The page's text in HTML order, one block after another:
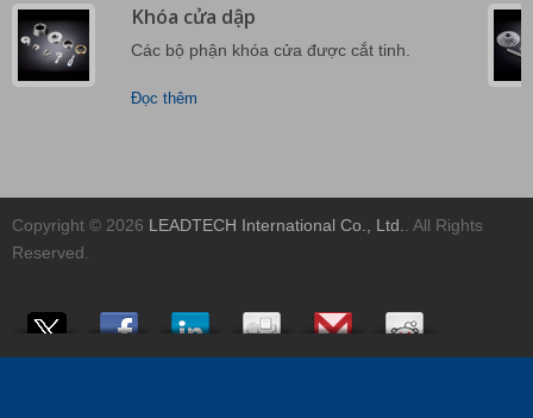
Khóa cửa dập
Các bộ phận khóa cửa được cắt tinh.
Đọc thêm
Copyright © 2026 LEADTECH International Co., Ltd.
. All Rights
Reserved.